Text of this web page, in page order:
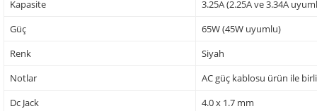
Kapasite
3.25A (2.25A ve 3.34A
Güç
65W (45W uyumlu)
Renk
Siyah
Notlar
AC güç kablosu ürün ile
Dc Jack
4.0 x 1.7 mm